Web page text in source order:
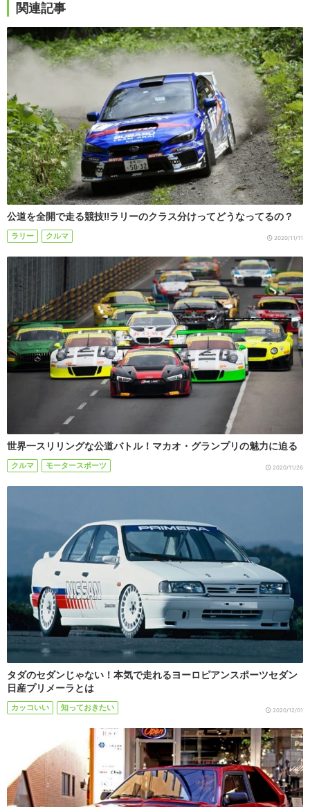
関連記事
公道を全開で走る競技!!ラリーのクラス分けってどうなってるの？
ラリー クルマ 2020/11/11
世界一スリリングな公道バトル！マカオ・グランプリの魅力に迫る
クルマ モータースポーツ 2020/11/26
タダのセダンじゃない！本気で走れるヨーロピアンスポーツセダン
日産プリメーラとは
カッコいい 知っておきたい 2020/12/01